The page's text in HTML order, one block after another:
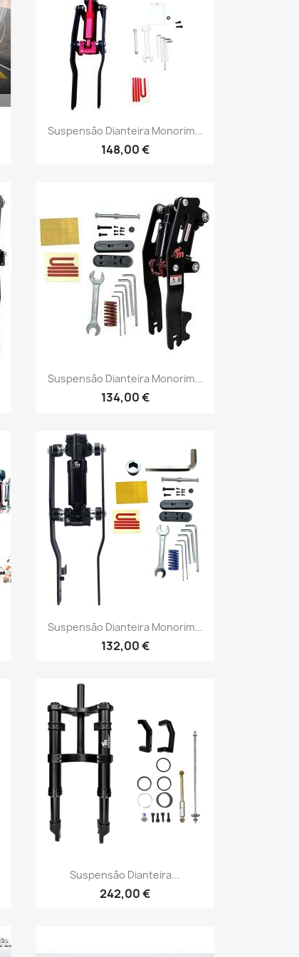
Vista rápida
Suspensão Dianteira Monorim...
148,00 €
Vista rápida
Suspensão Dianteira Monorim...
134,00 €
Vista rápida
Suspensão Dianteira Monorim...
132,00 €
Vista rápida
Suspensão Dianteira...
242,00 €